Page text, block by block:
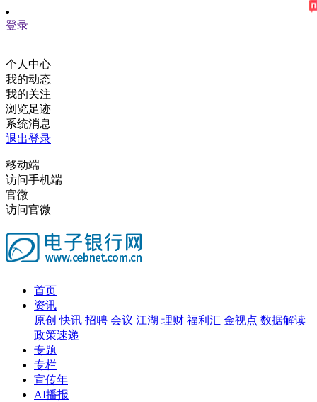
登录
个人中心
我的动态
我的关注
浏览足迹
系统消息
退出登录
移动端
访问手机端
官微
访问官微
首页
资讯
原创 快讯 招聘 会议 江湖 理财 福利汇 金视点 数据解读
政策速递
专题
专栏
宣传年
AI播报